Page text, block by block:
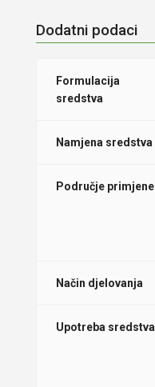
Dodatni podaci
Formulacija
sredstva
Namjena sredstva
Područje primjene
Način djelovanja
Upotreba sredstva